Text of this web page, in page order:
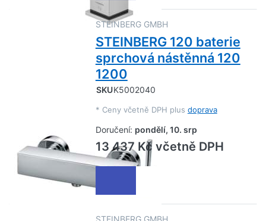
STEINBERG GMBH
STEINBERG 120 baterie
sprchová nástěnná 120
1200
SKUK5002040
* Ceny včetně DPH plus doprava
Doručení: pondělí, 10. srp
13 437 Kč včetně DPH